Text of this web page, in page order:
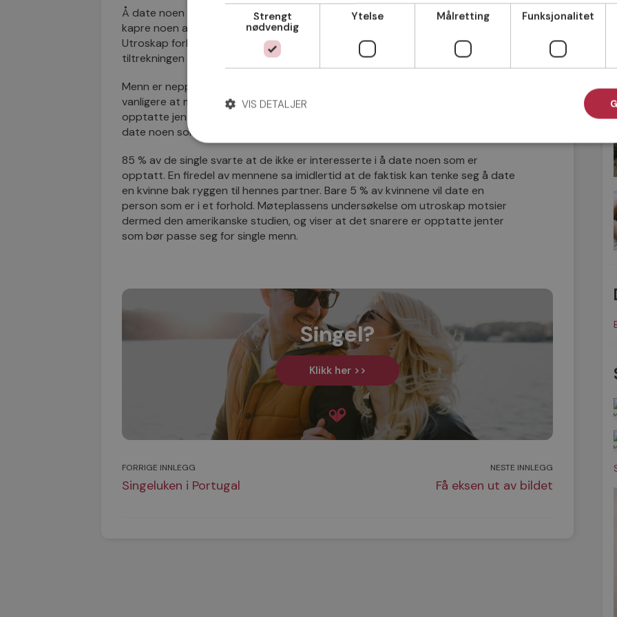
Å date noen som er opptatt ses ofte som en utfordring. Hvis man lykkes i å
kapre noen andres partner, ses det som en gevinst som styrker selvtilliten.
Utroskap forbindes også med noe som er forbudt, noe som kanskje øker
tiltrekningen ytterligere.
Menn er neppe uskyldige når det gjelder utroskap. Det er f.eks. betydelig
vanligere at menn er utro mot sin partner. Men er det like vanlig at man vil date
opptatte jenter?
date noen som allerede er i et forhold.
85 % av de single svarte at de ikke er interesserte i å date noen som er
opptatt. En firedel av mennene sa imidlertid at de faktisk kan tenke seg å date
en kvinne bak ryggen til hennes partner. Bare 5 % av kvinnene vil date en
person som er i et forhold. Møteplassens undersøkelse om utroskap motsier
dermed den amerikanske studien, og viser at det snarere er opptatte jenter
som bør passe seg for single menn.
Singel?
Klikk her >>
FORRIGE INNLEGG
Singeluken i Portugal
NESTE INNLEGG
Få eksen ut av bildet
Strengt
nødvendig
Ytelse Målretting Funksjonalitet
VIS DETALJER